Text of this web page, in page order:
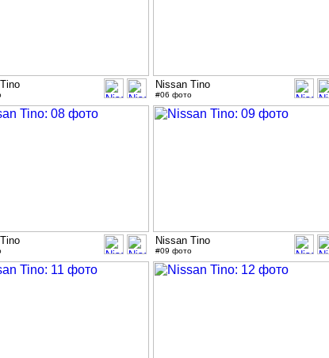
Nissan Tino
#06 фото
Nissan Tino
#09 фото